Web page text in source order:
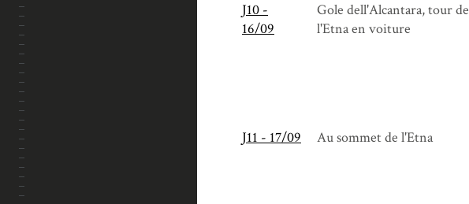
J10 -
16/09
Gole dell'Alcantara, tour de
l'Etna en voiture
J11 - 17/09 Au sommet de l'Etna